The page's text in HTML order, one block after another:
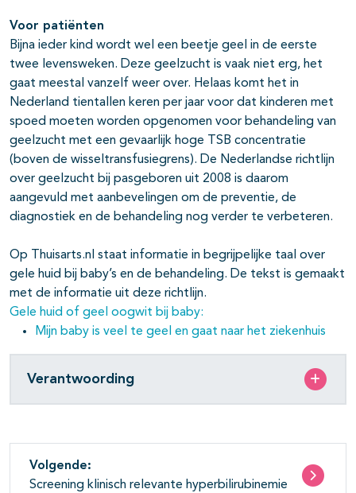
Voor patiënten
Bijna ieder kind wordt wel een beetje geel in de eerste
twee levensweken. Deze geelzucht is vaak niet erg, het
gaat meestal vanzelf weer over. Helaas komt het in
Nederland tientallen keren per jaar voor dat kinderen met
spoed moeten worden opgenomen voor behandeling van
geelzucht met een gevaarlijk hoge TSB concentratie
(boven de wisseltransfusiegrens). De Nederlandse richtlijn
over geelzucht bij pasgeboren uit 2008 is daarom
aangevuld met aanbevelingen om de preventie, de
diagnostiek en de behandeling nog verder te verbeteren.
Op Thuisarts.nl staat informatie in begrijpelijke taal over
gele huid bij baby’s en de behandeling. De tekst is gemaakt
met de informatie uit deze richtlijn.
Gele huid of geel oogwit bij baby:
Mijn baby is veel te geel en gaat naar het ziekenhuis
Verantwoording
Volgende:
Screening klinisch relevante hyperbilirubinemie